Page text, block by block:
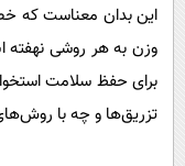
این بدان معناست که
وزن به هر روشی نهفته
برای حفظ سلامت
تزریق‌ها و چه با